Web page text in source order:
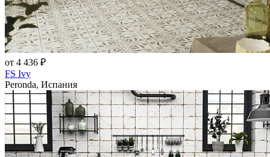
от 4 436 ₽
FS Ivy
Peronda, Испания